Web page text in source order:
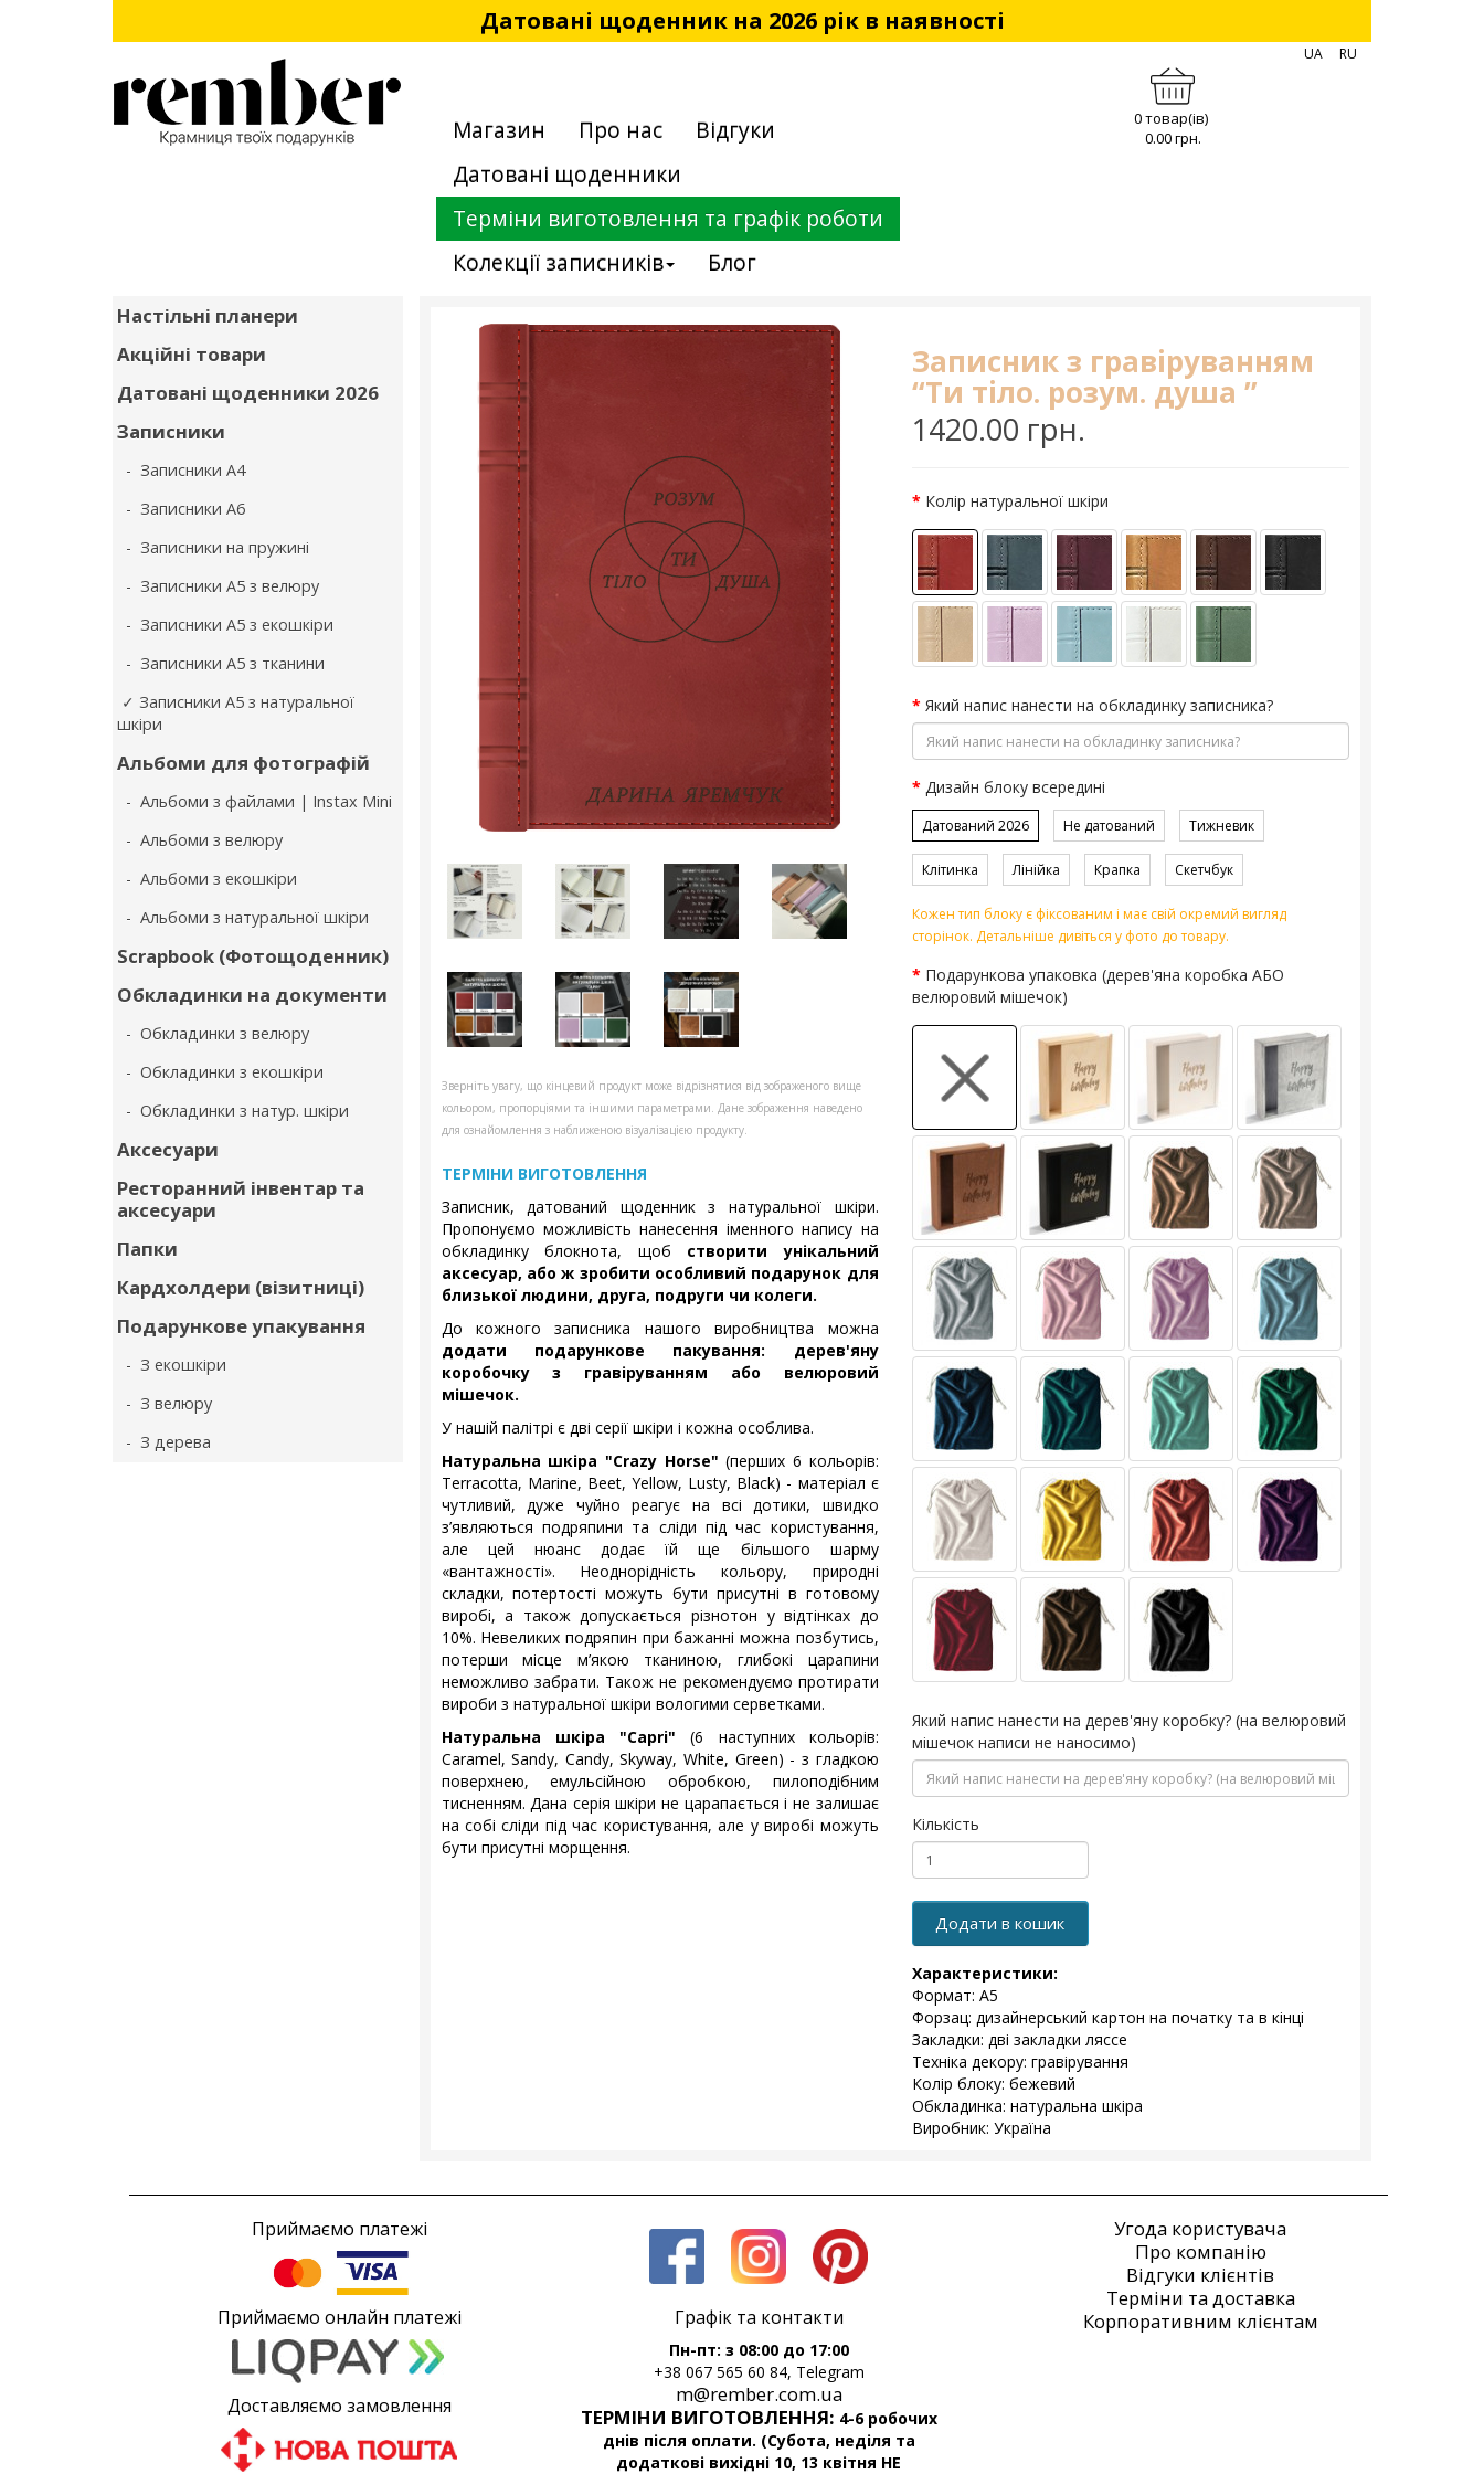
Датовані щоденник на 2026 рік в наявності
Магазин Про нас
Відгуки
Датовані щоденники
Терміни виготовлення та графік роботи
Колекції записників
Блог
0 товар(ів)
0.00 грн.
UA RU
Настільні планери
Акційні товари
Датовані щоденники 2026
Записники
- Записники А4
- Записники А6
- Записники на пружині
- Записники А5 з велюру
- Записники А5 з екошкіри
- Записники А5 з тканини
✓ Записники А5 з натуральної
шкіри
Альбоми для фотографій
- Альбоми з файлами | Instax Mini
- Альбоми з велюру
- Альбоми з екошкіри
- Альбоми з натуральної шкіри
Scrapbook (Фотощоденник)
Обкладинки на документи
- Обкладинки з велюру
- Обкладинки з екошкіри
- Обкладинки з натур. шкіри
Аксесуари
Ресторанний інвентар та
аксесуари
Папки
Кардхолдери (візитниці)
Подарункове упакування
- З екошкіри
- З велюру
- З дерева
Зверніть увагу, що кінцевий продукт може відрізнятися від зображеного вище
кольором, пропорціями та іншими параметрами. Дане зображення наведено
для ознайомлення з наближеною візуалізацією продукту.
ТЕРМІНИ ВИГОТОВЛЕННЯ
Записник, датований щоденник з натуральної шкіри.
Пропонуємо можливість нанесення іменного напису на
обкладинку блокнота, щоб створити унікальний
аксесуар, або ж зробити особливий подарунок для
близької людини, друга, подруги чи колеги.
До кожного записника нашого виробництва можна
додати подарункове пакування: дерев'яну
коробочку з гравіруванням або велюровий
мішечок.
У нашій палітрі є дві серії шкіри і кожна особлива.
Натуральна шкіра "Crazy Horse" (перших 6 кольорів:
Terracotta, Marine, Beet, Yellow, Lusty, Black) - матеріал є
чутливий, дуже чуйно реагує на всі дотики, швидко
з’являються подряпини та сліди під час користування,
але цей нюанс додає їй ще більшого шарму
«вантажності». Неоднорідність кольору, природні
складки, потертості можуть бути присутні в готовому
виробі, а також допускається різнотон у відтінках до
10%. Невеликих подряпин при бажанні можна позбутись,
потерши місце м’якою тканиною, глибокі царапини
неможливо забрати. Також не рекомендуємо протирати
вироби з натуральної шкіри вологими серветками.
Натуральна шкіра "Capri" (6 наступних кольорів:
Caramel, Sandy, Candy, Skyway, White, Green) - з гладкою
поверхнею, емульсійною обробкою, пилоподібним
тисненням. Дана серія шкіри не царапається і не залишає
на собі сліди під час користування, але у виробі можуть
бути присутні морщення.
Записник з гравіруванням
“Ти тіло. розум. душа ”
1420.00 грн.
Колір натуральної шкіри
Який напис нанести на обкладинку записника?
Дизайн блоку всередині
Датований 2026 Не датований Тижневик
Клітинка Лінійка Крапка Скетчбук
Кожен тип блоку є фіксованим і має свій окремий вигляд
сторінок. Детальніше дивіться у фото до товару.
Подарункова упаковка (дерев'яна коробка АБО
велюровий мішечок)
Який напис нанести на дерев'яну коробку? (на велюровий
мішечок написи не наносимо)
Кількість
Додати в кошик
Характеристики:
Формат: А5
Форзац: дизайнерський картон на початку та в кінці
Закладки: дві закладки ляссе
Техніка декору: гравірування
Колір блоку: бежевий
Обкладинка: натуральна шкіра
Виробник: Україна
Приймаємо платежі
Приймаємо онлайн платежі
Доставляємо замовлення
Графік та контакти
Пн-пт: з 08:00 до 17:00
+38 067 565 60 84, Telegram
m@rember.com.ua
ТЕРМІНИ ВИГОТОВЛЕННЯ: 4-6 робочих
днів після оплати. (Субота, неділя та
додаткові вихідні 10, 13 квітня НЕ
Угода користувача
Про компанію
Відгуки клієнтів
Терміни та доставка
Корпоративним клієнтам